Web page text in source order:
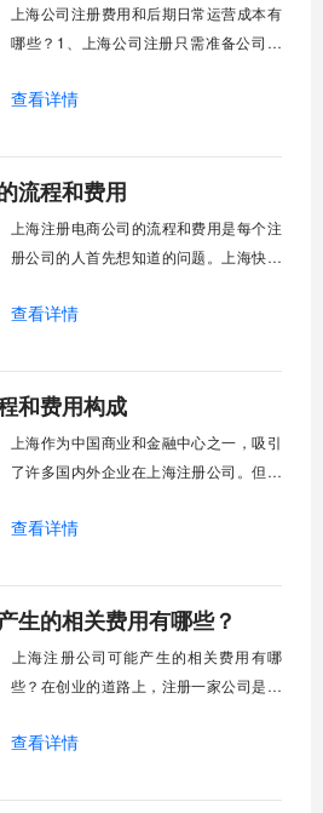
上海公司注册费用和后期日常运营成本有
哪些？1、上海公司注册只需准备公司名
份证及实名手机号码；2、注册地址可直接
业执照时，工商局规定不收取任何行政费
用；4、公章、私章、财务章，根据个人需
查看详情
流程和费用
上海注册电商公司的流程和费用是每个注
册公司的人首先想知道的问题。上海快易
司学以致用，比别人快拿到营业执照。
查看详情
和费用构成
上海作为中国商业和金融中心之一，吸引
了许多国内外企业在上海注册公司。但是
相关政策和费用。现在上海快易办小编简
费用构成
查看详情
生的相关费用有哪些？
​上海注册公司可能产生的相关费用有哪
些？在创业的道路上，注册一家公司是一
公司所涉及的成本和挑战。为了避免因成
我们将介绍注册公司可能发生的所有费
查看详情